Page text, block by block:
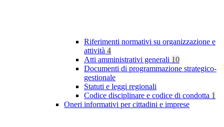
Riferimenti normativi su organizzazione e
attività 4
Atti amministrativi generali 10
Documenti di programmazione strategico-
gestionale
Statuti e leggi regionali
Codice disciplinare e codice di condotta 1
Oneri informativi per cittadini e imprese